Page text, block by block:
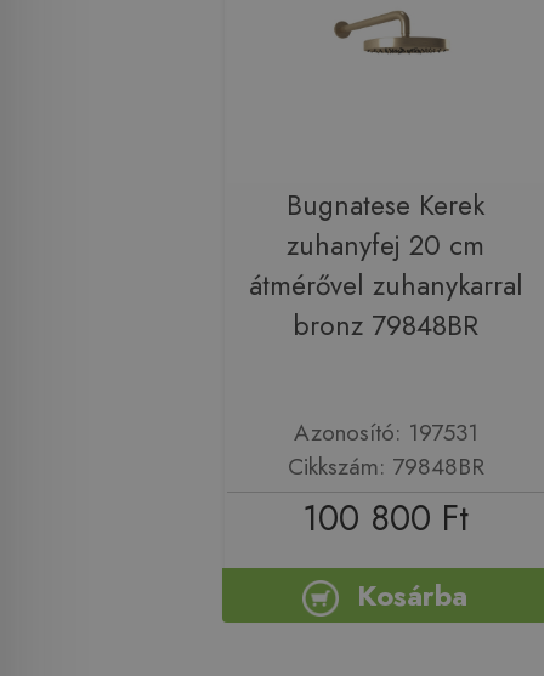
Bugnatese Kerek
zuhanyfej 20 cm
átmérővel zuhanykarral
bronz 79848BR
Azonosító: 197531
Cikkszám: 79848BR
100 800 Ft
Kosárba